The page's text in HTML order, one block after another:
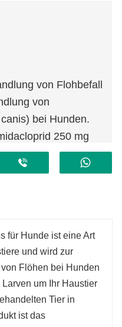
von Flohbefall
von
bei Hunden.
250 mg
für Hunde ist eine Art
und wird zur
Flöhen bei Hunden
um Ihr Haustier
Tier in
ist das